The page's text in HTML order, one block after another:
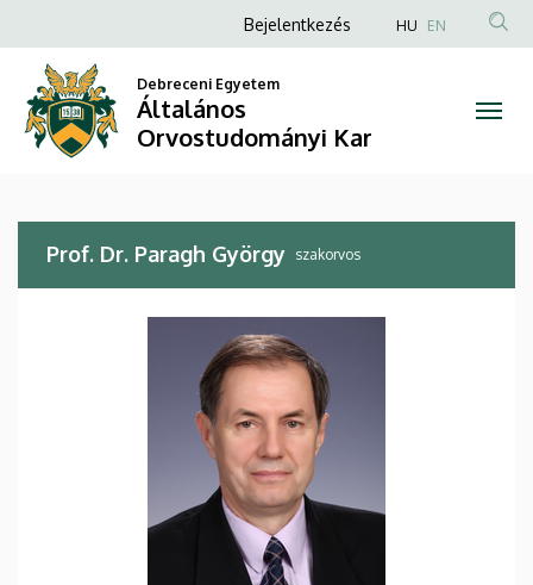
Dr.
Paragh
György
Általános
Orvostudományi
a
tartalomra
Anonim
fiók
menüje
Bejelentkezés HU EN
Debreceni Egyetem
Általános
Orvostudományi Kar
Prof. Dr. Paragh György szakorvos